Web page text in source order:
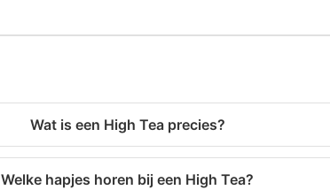
Wat is een High Tea precies?
Welke hapjes horen bij een High Tea?